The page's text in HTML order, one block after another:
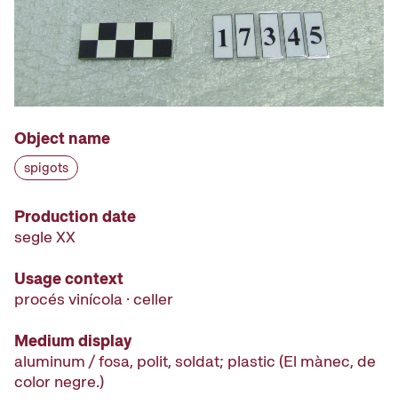
Object name
spigots
Production date
segle XX
Usage context
procés vinícola · celler
Medium display
aluminum / fosa, polit, soldat; plastic (El mànec, de
color negre.)